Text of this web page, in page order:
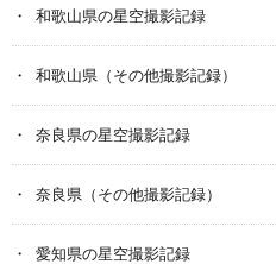
和歌山県の星空撮影記録
和歌山県（その他撮影記録）
奈良県の星空撮影記録
奈良県（その他撮影記録）
愛知県の星空撮影記録